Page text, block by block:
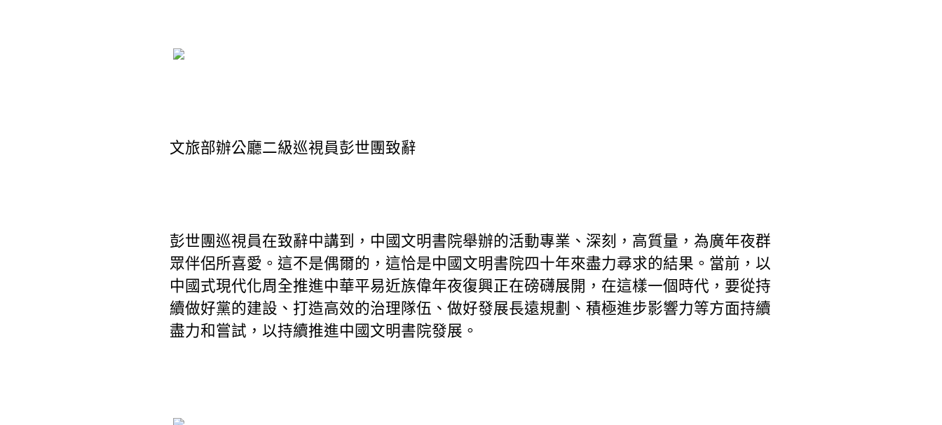
文旅部辦公廳二級巡視員彭世團致辭
彭世團巡視員在致辭中講到，中國文明書院舉辦的活動專業、深刻，高質量，為廣年夜群
眾伴侶所喜愛。這不是偶爾的，這恰是中國文明書院四十年來盡力尋求的結果。當前，以
中國式現代化周全推進中華平易近族偉年夜復興正在磅礴展開，在這樣一個時代，要從持
續做好黨的建設、打造高效的治理隊伍、做好發展長遠規劃、積極進步影響力等方面持續
盡力和嘗試，以持續推進中國文明書院發展。